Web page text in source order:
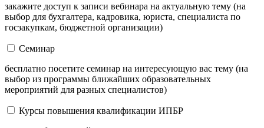
закажите доступ к записи вебинара на актуальную тему (на
выбор для бухгалтера, кадровика, юриста, специалиста по
госзакупкам, бюджетной организации)
Семинар
бесплатно посетите семинар на интересующую вас тему (на
выбор из программы ближайших образовательных
мероприятий для разных специалистов)
Курсы повышения квалификации ИПБР